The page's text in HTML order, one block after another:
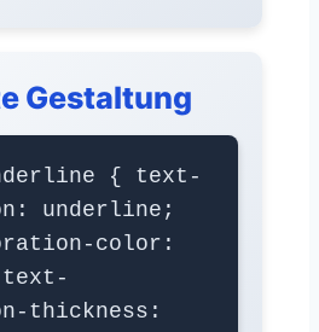
Gestaltung
{ text-
underline;
color:
text-
thickness: